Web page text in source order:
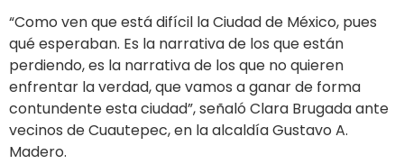
“Como ven que está difícil la Ciudad de México, pues
qué esperaban. Es la narrativa de los que están
perdiendo, es la narrativa de los que no quieren
enfrentar la verdad, que vamos a ganar de forma
contundente esta ciudad”, señaló Clara Brugada ante
vecinos de Cuautepec, en la alcaldía Gustavo A.
Madero.